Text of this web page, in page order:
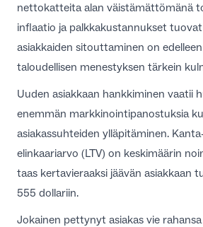
nettokatteita alan väistämättömänä
inflaatio ja palkkakustannukset
asiakkaiden sitouttaminen on
taloudellisen menestyksen tärkein
Uuden asiakkaan hankkiminen vaatii
enemmän markkinointipanostuksia
asiakassuhteiden ylläpitäminen.
elinkaariarvo (LTV) on keskimäärin
taas kertavieraaksi jäävän asiakkaan
555 dollariin.
Jokainen pettynyt asiakas vie